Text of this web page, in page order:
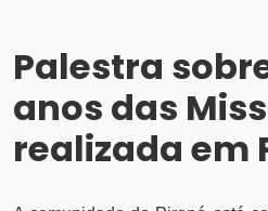
Palestra
anos das
realizada em